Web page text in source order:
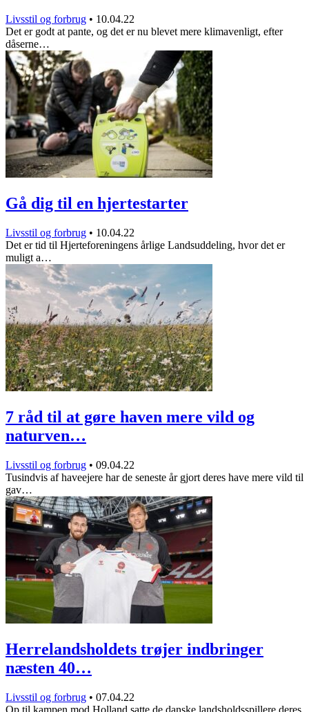
Livsstil og forbrug • 10.04.22
Det er godt at pante, og det er nu blevet mere klimavenligt, efter
dåserne…
Gå dig til en hjertestarter
Livsstil og forbrug • 10.04.22
Det er tid til Hjerteforeningens årlige Landsuddeling, hvor det er
muligt a…
7 råd til at gøre haven mere vild og
naturven…
Livsstil og forbrug • 09.04.22
Tusindvis af haveejere har de seneste år gjort deres have mere vild til
gav…
Herrelandsholdets trøjer indbringer
næsten 40…
Livsstil og forbrug • 07.04.22
Op til kampen mod Holland satte de danske landsholdsspillere deres